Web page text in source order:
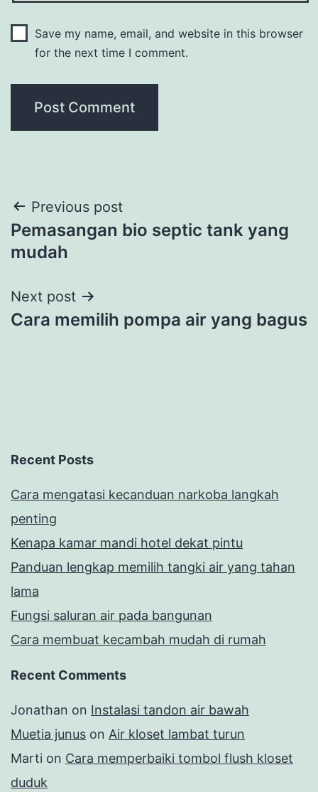
Save my name, email, and website in this browser
for the next time I comment.
Post
navigation
Previous post
Pemasangan bio septic tank yang
mudah
Next post
Cara memilih pompa air yang bagus
Recent Posts
Cara mengatasi kecanduan narkoba langkah
penting
Kenapa kamar mandi hotel dekat pintu
Panduan lengkap memilih tangki air yang tahan
lama
Fungsi saluran air pada bangunan
Cara membuat kecambah mudah di rumah
Recent Comments
Jonathan on Instalasi tandon air bawah
Muetia junus on Air kloset lambat turun
Marti on Cara memperbaiki tombol flush kloset
duduk